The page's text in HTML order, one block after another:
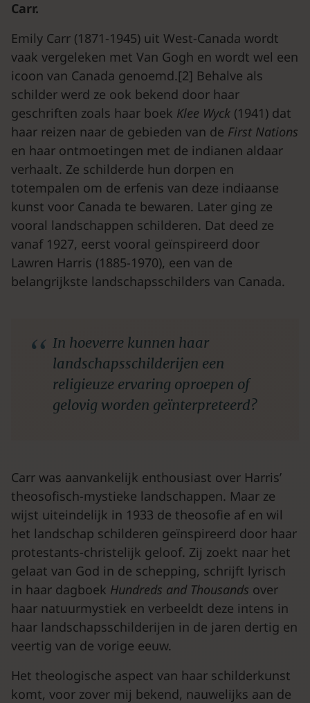
Carr.
Emily Carr (1871-1945) uit West-Canada wordt
vaak vergeleken met Van Gogh en wordt wel een
icoon van Canada genoemd.[2] Behalve als
schilder werd ze ook bekend door haar
geschriften zoals haar boek Klee Wyck (1941) dat
haar reizen naar de gebieden van de First Nations
en haar ontmoetingen met de indianen aldaar
verhaalt. Ze schilderde hun dorpen en
totempalen om de erfenis van deze indiaanse
kunst voor Canada te bewaren. Later ging ze
vooral landschappen schilderen. Dat deed ze
vanaf 1927, eerst vooral geïnspireerd door
Lawren Harris (1885-1970), een van de
belangrijkste landschapsschilders van Canada.
In hoeverre kunnen haar
landschapsschilderijen een
religieuze ervaring oproepen of
gelovig worden geïnterpreteerd?
Carr was aanvankelijk enthousiast over Harris’
theosofisch-mystieke landschappen. Maar ze
wijst uiteindelijk in 1933 de theosofie af en wil
het landschap schilderen geïnspireerd door haar
protestants-christelijk geloof. Zij zoekt naar het
gelaat van God in de schepping, schrijft lyrisch
in haar dagboek Hundreds and Thousands over
haar natuurmystiek en verbeeldt deze intens in
haar landschapsschilderijen in de jaren dertig en
veertig van de vorige eeuw.
Het theologische aspect van haar schilderkunst
komt, voor zover mij bekend, nauwelijks aan de